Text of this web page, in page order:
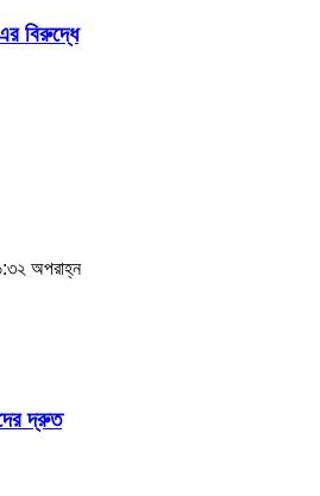
বিরুদ্ধে
অপরাহ্ন
দ্রুত